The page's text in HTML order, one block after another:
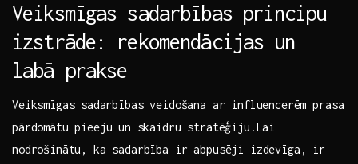
Veiksmīgas ‍sadarbības⁢ principu
izstrāde: rekomendācijas⁣ un‌
labā prakse
Veiksmīgas ⁣sadarbības‌ veidošana ar influencerēm prasa
pārdomātu pieeju⁣ un skaidru stratēģiju.Lai
nodrošinātu, ka sadarbība ir abpusēji izdevīga, ir